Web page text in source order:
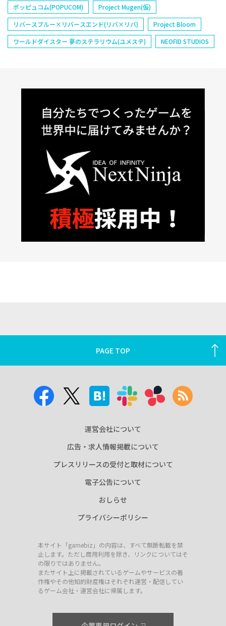
ポッピュコム(POPUCOM)
Project Mugen(仮)
リバースブルー×リバースエンド(リバ×リバ)
Project Bloom
ワールドダイスター 夢のステラリウム(ユメステ)
NEOFID STUDIOS
PAGE TOP
運営会社について
広告・求人情報掲載について
プレスリリースの受付と取材について
電子公告について
おしらせ
プライバシーポリシー
本サイト「gamebiz」の内容は、すべて無断転載を禁
止します。ただし商用利用を除き、リンクについてはそ
の限りではありません。
またサイト上に掲載されているゲームやサービスの著
作権やその他知的財産権はそれぞれ運営・配信してい
るゲーム会社・運営会社に帰属します。